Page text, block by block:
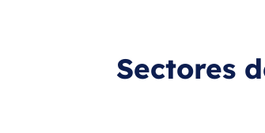
Sectores